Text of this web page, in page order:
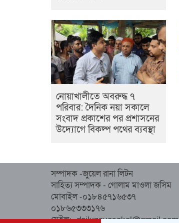
নোয়াখালীতে অবরুদ্ধ ৭
পরিবার: দৈনিক নয়া সকালে
সংবাদ প্রকাশের পর প্রশাসনের
উদ্যোগে বিকল্প পথের ব্যবস্থা
সম্পাদক -জুয়েল রানা লিটন
সাহিত্য সম্পাদক - গোলাম মাওলা জসিম
মোবাইল -০১৮৪৫৭১৬৫৩৭
০১৮৬৫৩৩৩১৭৬
মেইল:- dailynayasakal@gmail.com